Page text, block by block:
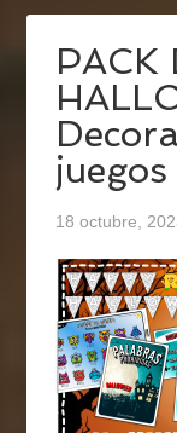
PACK
juegos
18 octubre,